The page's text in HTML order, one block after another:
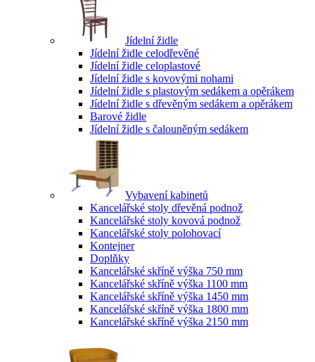
Jídelní židle
Jídelní židle celodřevěné
Jídelní židle celoplastové
Jídelní židle s kovovými nohami
Jídelní židle s plastovým sedákem a opěrákem
Jídelní židle s dřevěným sedákem a opěrákem
Barové židle
Jídelní židle s čalouněným sedákem
Vybavení kabinetů
Kancelářské stoly dřevěná podnož
Kancelářské stoly kovová podnož
Kancelářské stoly polohovací
Kontejner
Doplňky
Kancelářské skříně výška 750 mm
Kancelářské skříně výška 1100 mm
Kancelářské skříně výška 1450 mm
Kancelářské skříně výška 1800 mm
Kancelářské skříně výška 2150 mm